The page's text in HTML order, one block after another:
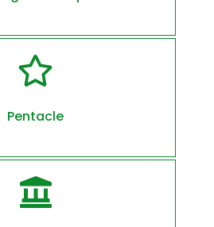

Pentacle
